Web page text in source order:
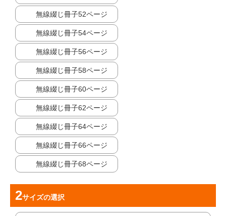
無線綴じ冊子52ページ
無線綴じ冊子54ページ
無線綴じ冊子56ページ
無線綴じ冊子58ページ
無線綴じ冊子60ページ
無線綴じ冊子62ページ
無線綴じ冊子64ページ
無線綴じ冊子66ページ
無線綴じ冊子68ページ
サイズの選択